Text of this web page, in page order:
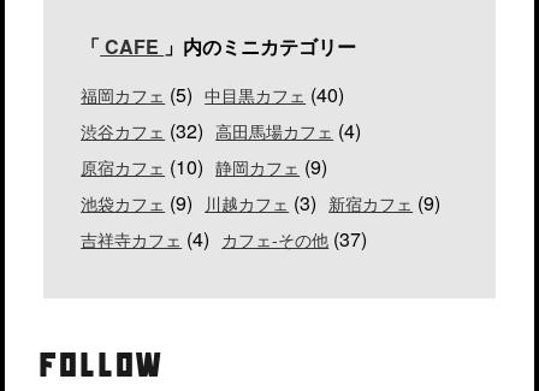
「 CAFE 」内のミニカテゴリー
福岡カフェ (5) 中目黒カフェ (40)
渋谷カフェ (32) 高田馬場カフェ (4)
原宿カフェ (10) 静岡カフェ (9)
池袋カフェ (9) 川越カフェ (3) 新宿カフェ (9)
吉祥寺カフェ (4) カフェ-その他 (37)
FOLLOW